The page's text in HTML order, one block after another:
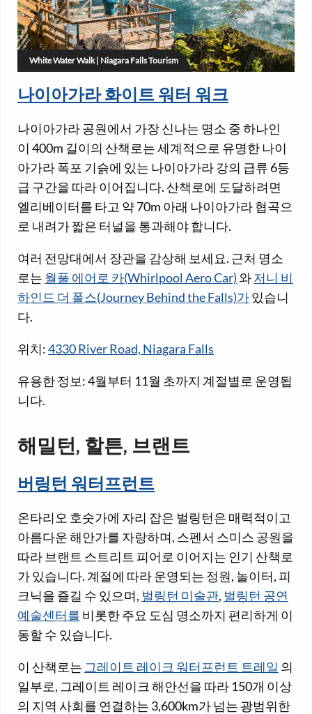
White Water Walk | Niagara Falls Tourism
나이아가라 화이트 워터 워크
나이아가라 공원에서 가장 신나는 명소 중 하나인
이 400m 길이의 산책로는 세계적으로 유명한 나이
아가라 폭포 기슭에 있는 나이아가라 강의 급류 6등
급 구간을 따라 이어집니다. 산책로에 도달하려면
엘리베이터를 타고 약 70m 아래 나이아가라 협곡으
로 내려가 짧은 터널을 통과해야 합니다.
여러 전망대에서 장관을 감상해 보세요. 근처 명소
로는 월풀 에어로 카(Whirlpool Aero Car) 와저니 비
하인드 더 폴스(Journey Behind the Falls)가있습니
다.
위치:4330 River Road, Niagara Falls
유용한 정보: 4월부터 11월 초까지 계절별로 운영됩
니다.
해밀턴, 할튼, 브랜트
버링턴 워터프런트
온타리오 호숫가에 자리 잡은 벌링턴은 매력적이고
아름다운 해안가를 자랑하며, 스펜서 스미스 공원을
따라 브랜트 스트리트 피어로 이어지는 인기 산책로
가 있습니다. 계절에 따라 운영되는 정원, 놀이터, 피
크닉을 즐길 수 있으며, 벌링턴 미술관, 벌링턴 공연
예술센터를 비롯한 주요 도심 명소까지 편리하게 이
동할 수 있습니다.
이 산책로는 그레이트 레이크 워터프런트 트레일 의
일부로, 그레이트 레이크 해안선을 따라 150개 이상
의 지역 사회를 연결하는 3,600km가 넘는 광범위한